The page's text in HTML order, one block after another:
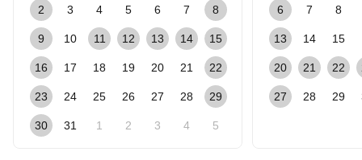
2 3 4 5 6 7 8
9 10 11 12 13 14 15
16 17 18 19 20 21 22
23 24 25 26 27 28 29
30 31 1 2 3 4 5
6 7 8
13 14 15
20 21 22
27 28 29